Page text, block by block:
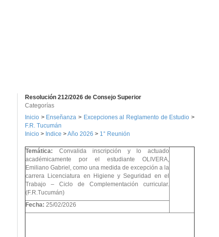
Resolución 212/2026 de Consejo Superior
Categorías
Inicio > Enseñanza> Excepciones al Reglamento de Estudio >
F.R. Tucumán
Inicio > Indice >Año 2026 > 1° Reunión
Temática: Convalida inscripción y lo actuado
académicamente por el estudiante OLIVERA,
Emiliano Gabriel, como una medida de excepción a la
carrera Licenciatura en Higiene y Seguridad en el
Trabajo – Ciclo de Complementación curricular.
(F.R.Tucumán)
Fecha: 25/02/2026